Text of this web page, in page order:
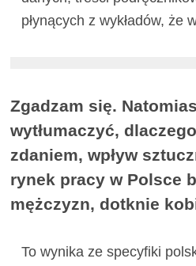
płynących z wykładów, że
Zgadzam się.
wytłumaczyć,
zdaniem, wpływ
rynek pracy w Polsce
mężczyzn, dotknie
To wynika ze specyfiki